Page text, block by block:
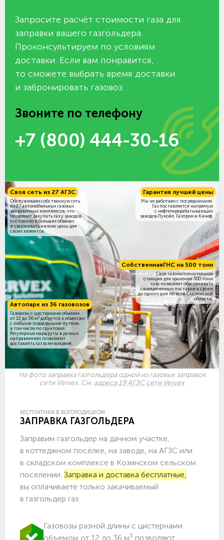
Запросите расчёт стоимости газа для
заправки вашего газгольдера.
Проконсультируем по условиям
доставки. Если вам понравится,
то сможете выбрать время доставки
и забронировать газовоз.
Звоните по телефону
+7 (800) 444-30-16
СобственнаяГНС на 500 тонн
Своя газонаполнительная
станция для хранения 500 тонн
газа позволяет обеспечивать
своевременные поставки в сроки
до одного дня по всей Смоленской
области.
Своя сеть из 27 АГЗС
Обслуживаем собственную сеть
из 27 автомобильных газовых
заправочных комплексов, что
позволяет закупать газ у заводов
постоянно в больших объёмах
и удерживать низкие цены для
своих клиентов.
Гарантия лучшей цены
Мы не работаем с посредниками.
Газ поставляется напрямую
с нефтеперерабатывающих
заводов Лукойл, Газпром и Кинеф.
Автопарк из 36 газовозов
Газовозы с цистернами объемом
от 12 до 36 м3 добрутся к объектам
c любыми подъездными путями,
в том числе по грунтовке.
Регулярные маршруты в разных
направлениях позволяют
доставлять газ всем вовремя.
На фото заправка газгольдера одной из газовых заправок
сети Vervex. См. адреса 19 АГЗС сети Vervex
БЕСПЛАТНАЯ В БОГОРОДИЦКОМ
ЗАПРАВКА ГАЗГОЛЬДЕРА
Заправим газгольдер на дачном участке,
в коттеджном посёлке, на заводе, на АГЗС или
в складском комплексе в Козинском сельском
поселении. Заправка и доставка бесплатные,
вы оплачиваете только закачиваемый
в газгольдер газ.
Газовозы разной длины с цистернами
объемом от 12 до 36 м3 позволяют